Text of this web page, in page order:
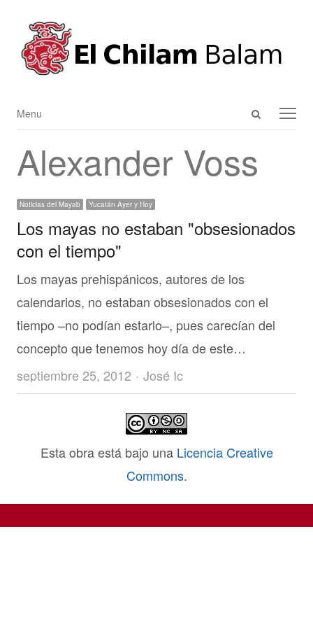
Open
Menu
Menu
Alexander Voss
Noticias del Mayab Yucatán Ayer y Hoy
Los mayas no estaban "obsesionados
con el tiempo"
Los mayas prehispánicos, autores de los
calendarios, no estaban obsesionados con el
tiempo –no podían estarlo­–, pues carecían del
concepto que tenemos hoy día de este…
septiembre 25, 2012
Author
José Ic
Esta obra está bajo una Licencia Creative
Commons.